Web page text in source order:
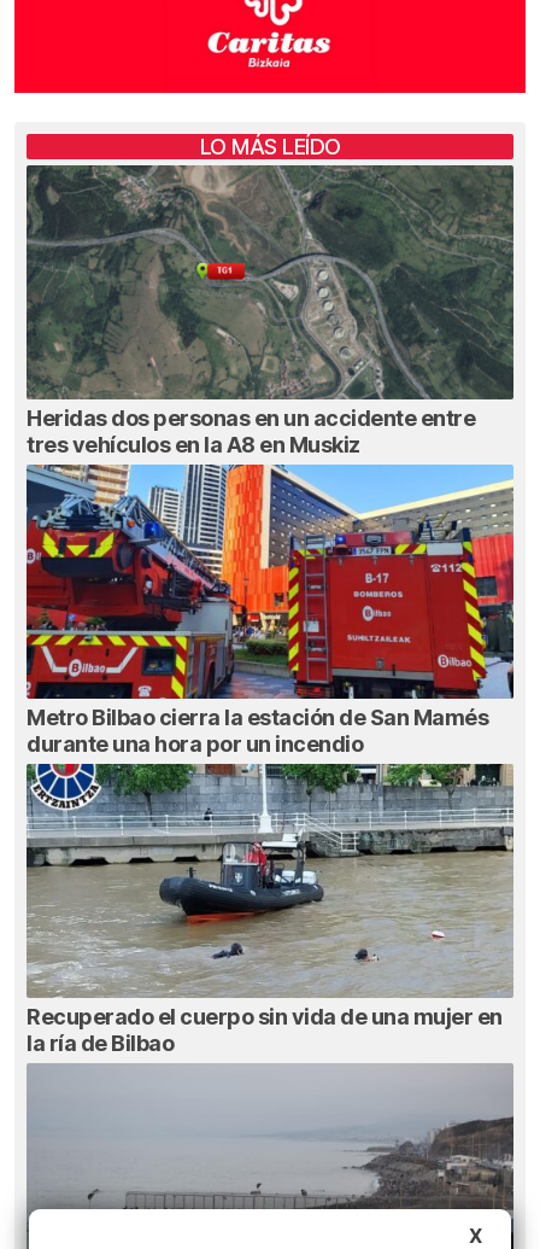
LO MÁS LEÍDO
Heridas dos personas en un accidente entre
tres vehículos en la A8 en Muskiz
Metro Bilbao cierra la estación de San Mamés
durante una hora por un incendio
Recuperado el cuerpo sin vida de una mujer en
la ría de Bilbao
X